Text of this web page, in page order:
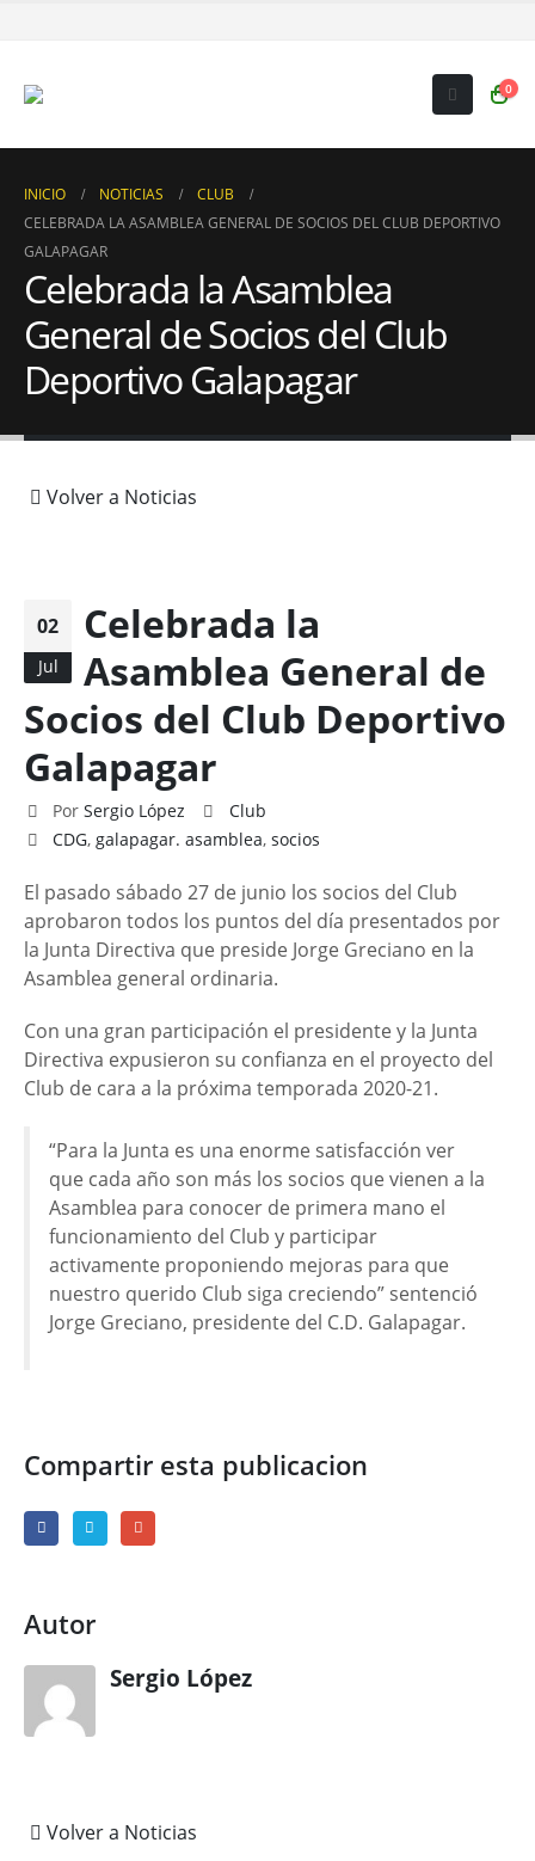
0
INICIO NOTICIAS
CLUB
CELEBRADA LA ASAMBLEA GENERAL DE SOCIOS DEL CLUB DEPORTIVO
GALAPAGAR
Celebrada la Asamblea
General de Socios del Club
Deportivo Galapagar
Volver a Noticias
02
Jul
Celebrada la
Asamblea General de
Socios del Club Deportivo
Galapagar
Por Sergio López
Club
CDG,galapagar. asamblea,socios
El pasado sábado 27 de junio los socios del Club
aprobaron todos los puntos del día presentados por
la Junta Directiva que preside Jorge Greciano en la
Asamblea general ordinaria.
Con una gran participación el presidente y la Junta
Directiva expusieron su confianza en el proyecto del
Club de cara a la próxima temporada 2020-21.
“Para la Junta es una enorme satisfacción ver
que cada año son más los socios que vienen a la
Asamblea para conocer de primera mano el
funcionamiento del Club y participar
activamente proponiendo mejoras para que
nuestro querido Club siga creciendo” sentenció
Jorge Greciano, presidente del C.D. Galapagar.
Compartir esta publicacion
Autor
Sergio López
Volver a Noticias